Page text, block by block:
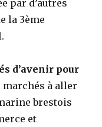
par d’autres
la 3ème
d’avenir pour
marchés à aller
brestois
et